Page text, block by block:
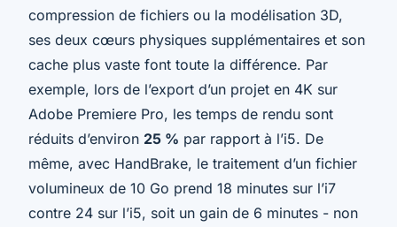
compression de fichiers ou la modélisation 3D,
ses deux cœurs physiques supplémentaires et son
cache plus vaste font toute la différence. Par
exemple, lors de l’export d’un projet en 4K sur
Adobe Premiere Pro, les temps de rendu sont
réduits d’environ 25 % par rapport à l’i5. De
même, avec HandBrake, le traitement d’un fichier
volumineux de 10 Go prend 18 minutes sur l’i7
contre 24 sur l’i5, soit un gain de 6 minutes - non